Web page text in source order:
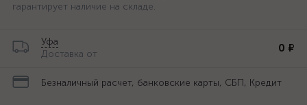
гарантирует наличие на складе.
Уфа
Доставка от
0 ₽
Безналичный расчет, банковские карты, СБП, Кредит